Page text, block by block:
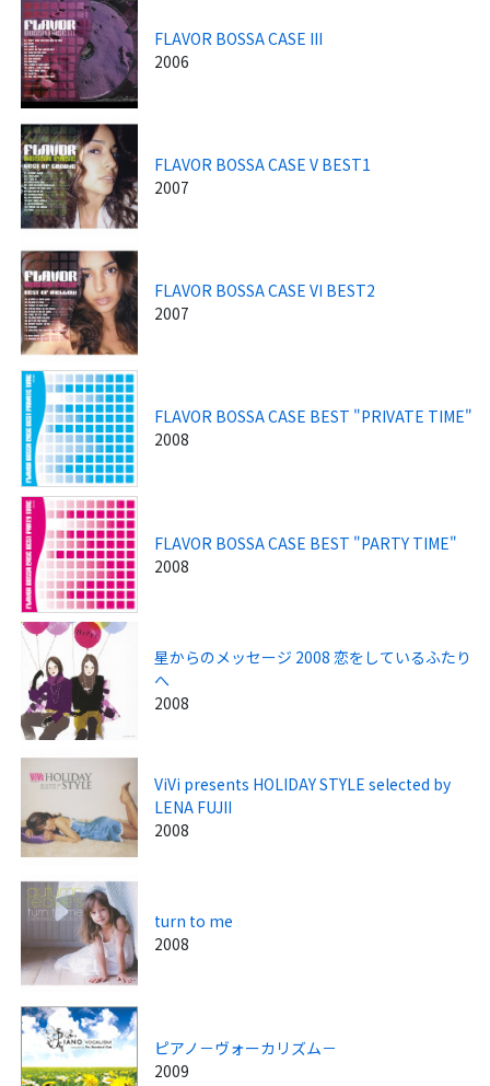
FLAVOR BOSSA CASE III
2006
FLAVOR BOSSA CASE V BEST1
2007
FLAVOR BOSSA CASE VI BEST2
2007
FLAVOR BOSSA CASE BEST "PRIVATE TIME"
2008
FLAVOR BOSSA CASE BEST "PARTY TIME"
2008
星からのメッセージ 2008 恋をしているふたり
へ
2008
ViVi presents HOLIDAY STYLE selected by
LENA FUJII
2008
turn to me
2008
ピアノ－ヴォーカリズム－
2009